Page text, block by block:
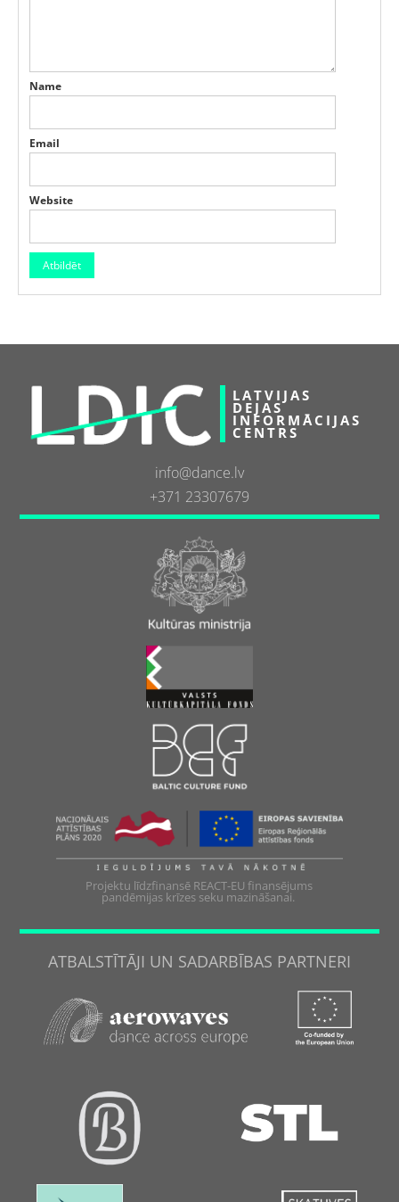
Name
Email
Website
LATVIJAS
DEJAS
INFORMĀCIJAS
CENTRS
info@dance.lv
+371 23307679
Projektu līdzfinansē REACT-EU finansējums
pandēmijas krīzes seku mazināšanai.
ATBALSTĪTĀJI UN SADARBĪBAS PARTNERI